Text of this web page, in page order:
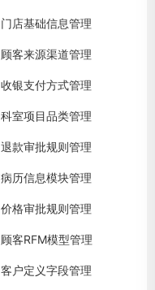
门店基础信息管理
顾客来源渠道管理
收银支付方式管理
科室项目品类管理
退款审批规则管理
病历信息模块管理
价格审批规则管理
顾客RFM模型管理
客户定义字段管理